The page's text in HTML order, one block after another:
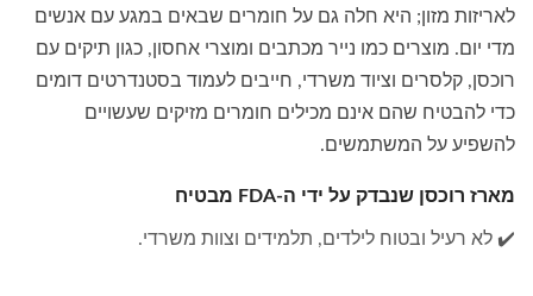
לאריזות מזון; היא חלה גם על חומרים שבאים במגע עם אנשים
מדי יום. מוצרים כמו נייר מכתבים ומוצרי אחסון, כגון תיקים עם
רוכסן, קלסרים וציוד משרדי, חייבים לעמוד בסטנדרטים דומים
כדי להבטיח שהם אינם מכילים חומרים מזיקים שעשויים
להשפיע על המשתמשים.
מארז רוכסן שנבדק על ידי ה-FDA מבטיח
✔️ לא רעיל ובטוח לילדים, תלמידים וצוות משרדי.